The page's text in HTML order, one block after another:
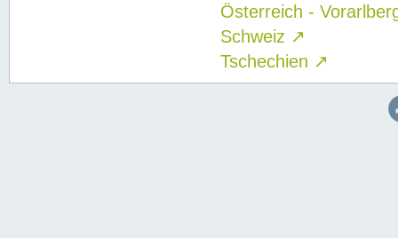
Österreich -
Schweiz ↗
Tschechien ↗